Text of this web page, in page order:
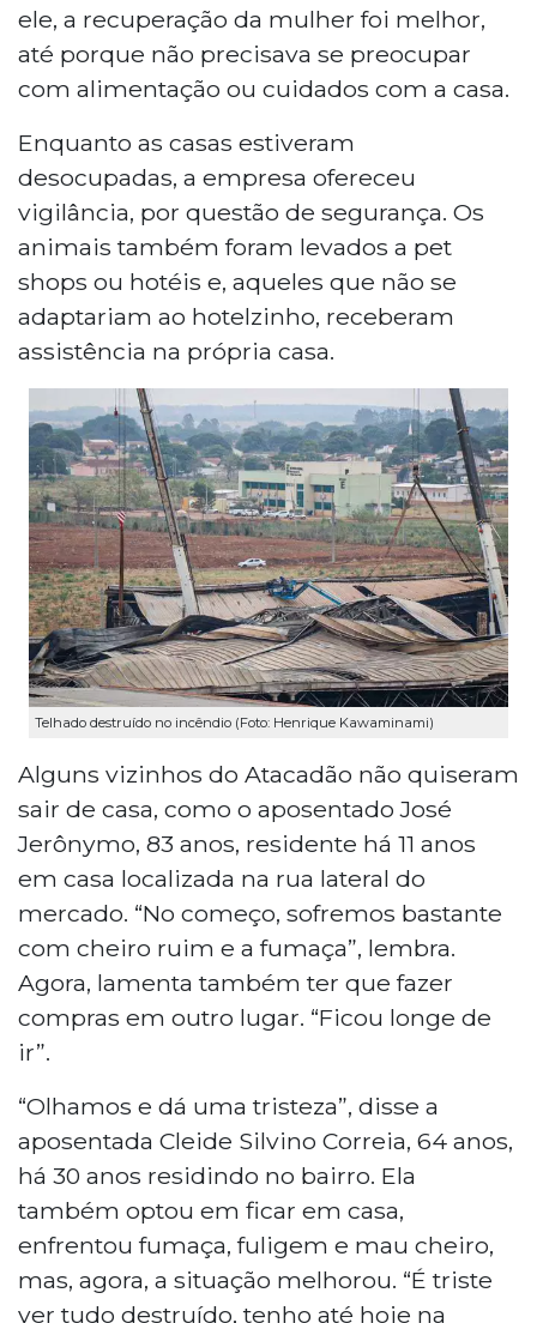
ele, a recuperação da mulher foi melhor,
até porque não precisava se preocupar
com alimentação ou cuidados com a casa.
Enquanto as casas estiveram
desocupadas, a empresa ofereceu
vigilância, por questão de segurança. Os
animais também foram levados a pet
shops ou hotéis e, aqueles que não se
adaptariam ao hotelzinho, receberam
assistência na própria casa.
Telhado destruído no incêndio (Foto: Henrique Kawaminami)
Alguns vizinhos do Atacadão não quiseram
sair de casa, como o aposentado José
Jerônymo, 83 anos, residente há 11 anos
em casa localizada na rua lateral do
mercado. “No começo, sofremos bastante
com cheiro ruim e a fumaça”, lembra.
Agora, lamenta também ter que fazer
compras em outro lugar. “Ficou longe de
ir”.
“Olhamos e dá uma tristeza”, disse a
aposentada Cleide Silvino Correia, 64 anos,
há 30 anos residindo no bairro. Ela
também optou em ficar em casa,
enfrentou fumaça, fuligem e mau cheiro,
mas, agora, a situação melhorou. “É triste
ver tudo destruído, tenho até hoje na